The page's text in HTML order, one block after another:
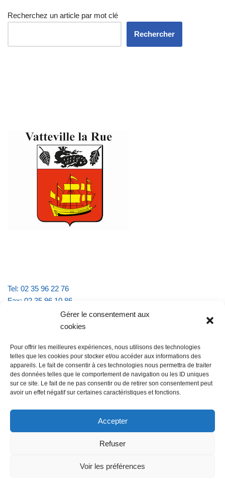
Gérer le consentement aux
cookies
Pour offrir les meilleures expériences, nous utilisons des technologies
telles que les cookies pour stocker et/ou accéder aux informations des
appareils. Le fait de consentir à ces technologies nous permettra de traiter
des données telles que le comportement de navigation ou les ID uniques
sur ce site. Le fait de ne pas consentir ou de retirer son consentement peut
avoir un effet négatif sur certaines caractéristiques et fonctions.
Accepter
Refuser
Voir les préférences
Recherchez un article par mot clé
Rechercher
Tel: 02 35 96 22 76
Fax: 02 35 96 10 86
Email : mairie.vattevillelarue@wanadoo.fr
lundi et jeudi de 9h à 11h30
mardi et vendredi de 16h à 18h30
@Vatteville-la-rue mentions légales